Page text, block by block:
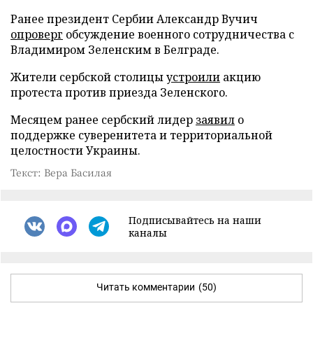
Ранее президент Сербии Александр Вучич
опроверг обсуждение военного сотрудничества с
Владимиром Зеленским в Белграде.
Жители сербской столицыустроили акцию
протеста против приезда Зеленского.
Месяцем ранее сербский лидер заявил о
поддержке суверенитета и территориальной
целостности Украины.
Текст: Вера Басилая
Подписывайтесь на наши
каналы
Читать комментарии (50)